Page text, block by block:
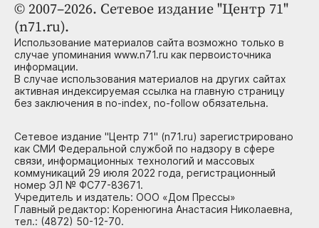
© 2007–2026. Сетевое издание "Центр 71"
(n71.ru).
Использование материалов сайта возможно только в
случае упоминания www.n71.ru как первоисточника
информации.
В случае использования материалов на других сайтах
активная индексируемая ссылка на главную страницу
без заключения в no-index, no-follow обязательна.
Сетевое издание "Центр 71" (n71.ru) зарегистрировано
как СМИ Федеральной службой по надзору в сфере
связи, информационных технологий и массовых
коммуникаций 29 июля 2022 года, регистрационный
номер ЭЛ № ФС77-83671.
Учредитель и издатель: ООО «Дом Прессы»
Главный редактор: Коренюгина Анастасия Николаевна,
тел.: (4872) 50-12-70.